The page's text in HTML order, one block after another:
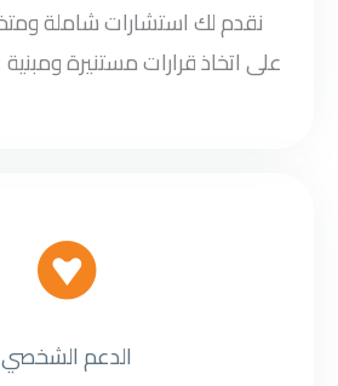
نقدم لك استشارات شاملة
على اتخاذ قرارات مستنيرة
الدعم الشخصي